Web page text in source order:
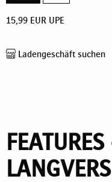
15,99 EUR UPE
Ladengeschäft suchen
FEATURES